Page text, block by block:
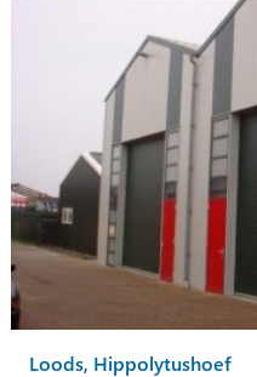
Loods, Hippolytushoef